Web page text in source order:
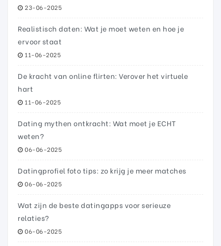
23-06-2025
Realistisch daten: Wat je moet weten en hoe je
ervoor staat
11-06-2025
De kracht van online flirten: Verover het virtuele
hart
11-06-2025
Dating mythen ontkracht: Wat moet je ECHT
weten?
06-06-2025
Datingprofiel foto tips: zo krijg je meer matches
06-06-2025
Wat zijn de beste datingapps voor serieuze
relaties?
06-06-2025